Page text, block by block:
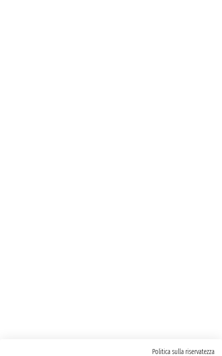
Politica sulla riservatezza